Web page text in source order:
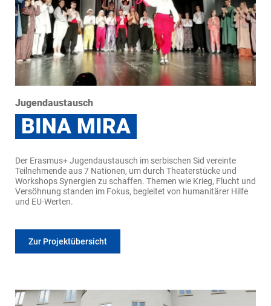
Jugendaustausch
BINA MIRA
Der Erasmus+ Jugendaustausch im serbischen Sid vereinte
Teilnehmende aus 7 Nationen, um durch Theaterstücke und
Workshops Synergien zu schaffen. Themen wie Krieg, Flucht und
Versöhnung standen im Fokus, begleitet von humanitärer Hilfe
und EU-Werten.
Zur Projektübersicht